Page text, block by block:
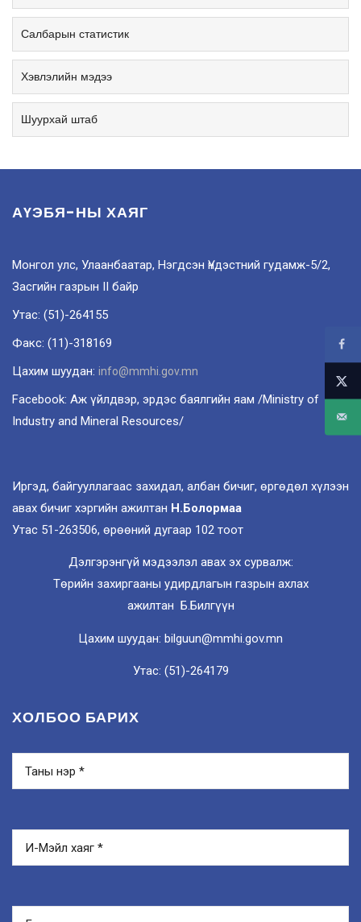
Салбарын статистик
Хэвлэлийн мэдээ
Шуурхай штаб
АҮЭБЯ-НЫ ХАЯГ
Монгол улс, Улаанбаатар, Нэгдсэн Үндэстний гудамж-5/2,
Засгийн газрын II байр
Утас: (51)-264155
Факс: (11)-318169
Цахим шуудан: info@mmhi.gov.mn
Facebook: Аж үйлдвэр, эрдэс баялгийн яам /Ministry of
Industry and Mineral Resources/
Иргэд, байгууллагаас захидал, албан бичиг, өргөдөл хүлээн
авах бичиг хэргийн ажилтан Н.Болормаа
Утас 51-263506, өрөөний дугаар 102 тоот
Дэлгэрэнгүй мэдээлэл авах эх сурвалж:
Төрийн захиргааны удирдлагын газрын ахлах
ажилтан Б.Билгүүн
Цахим шуудан: bilguun@mmhi.gov.mn
Утас: (51)-264179
ХОЛБОО БАРИХ